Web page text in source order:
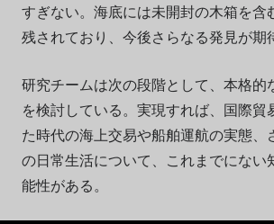
すぎない。海底には未開封の木箱を含
残されており、今後さらなる発見が期
研究チームは次の段階として、本格的
を検討している。実現すれば、国際貿
た時代の海上交易や船舶運航の実態、
の日常生活について、これまでにない
能性がある。